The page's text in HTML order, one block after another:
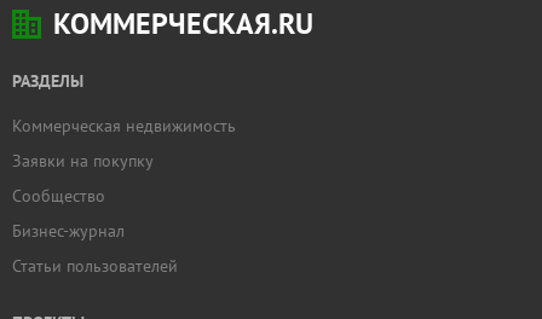
КОММЕРЧЕСКАЯ.RU
РАЗДЕЛЫ
Коммерческая недвижимость
Заявки на покупку
Сообщество
Бизнес-журнал
Статьи пользователей